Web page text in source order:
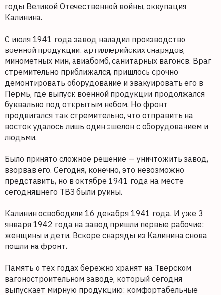
годы Великой Отечественной войны, оккупация
Калинина.
С июля 1941 года завод наладил производство
военной продукции: артиллерийских снарядов,
минометных мин, авиабомб, санитарных вагонов. Враг
стремительно приближался, пришлось срочно
демонтировать оборудование и эвакуировать его в
Пермь, где выпуск военной продукции продолжался
буквально под открытым небом. Но фронт
продвигался так стремительно, что отправить на
восток удалось лишь один эшелон с оборудованием и
людьми.
Было принято сложное решение — уничтожить завод,
взорвав его. Сегодня, конечно, это невозможно
представить, но в октябре 1941 года на месте
сегодняшнего ТВЗ были руины.
Калинин освободили 16 декабря 1941 года. И уже 3
января 1942 года на завод пришли первые рабочие:
женщины и дети. Вскоре снаряды из Калинина снова
пошли на фронт.
Память о тех годах бережно хранят на Тверском
вагоностроительном заводе, который сегодня
выпускает мирную продукцию: комфортабельные